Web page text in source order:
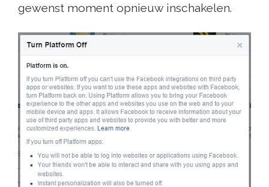
gewenst moment opnieuw inschakelen.